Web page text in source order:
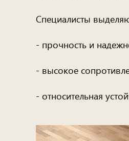
Специалисты
- прочность и
- высокое
- относительная